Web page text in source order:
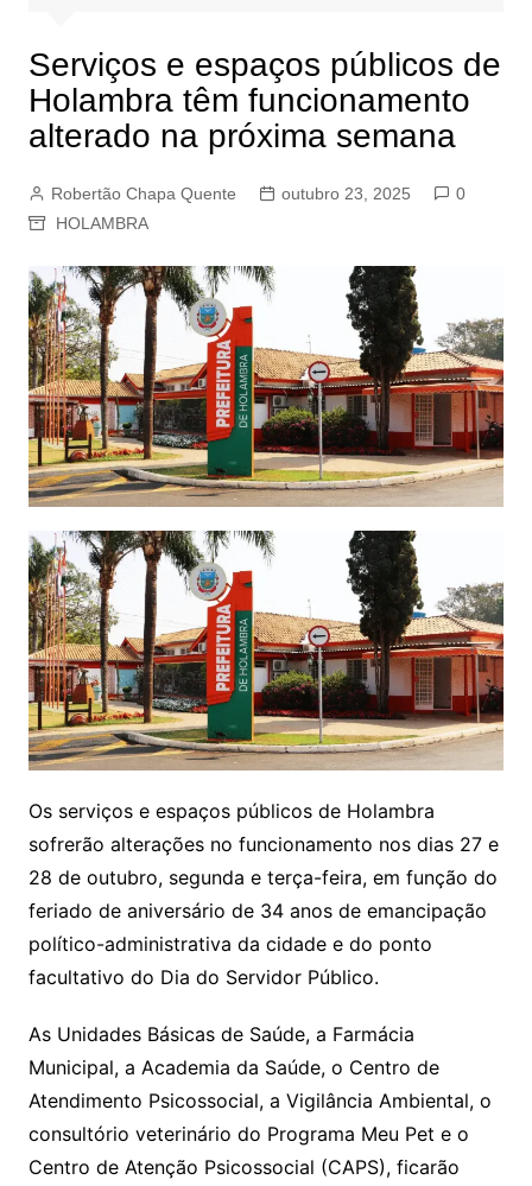
Serviços e espaços públicos de
Holambra têm funcionamento
alterado na próxima semana
Robertão Chapa Quente outubro 23, 2025
0
HOLAMBRA
Os serviços e espaços públicos de Holambra
sofrerão alterações no funcionamento nos dias 27 e
28 de outubro, segunda e terça-feira, em função do
feriado de aniversário de 34 anos de emancipação
político-administrativa da cidade e do ponto
facultativo do Dia do Servidor Público.
As Unidades Básicas de Saúde, a Farmácia
Municipal, a Academia da Saúde, o Centro de
Atendimento Psicossocial, a Vigilância Ambiental, o
consultório veterinário do Programa Meu Pet e o
Centro de Atenção Psicossocial (CAPS), ficarão